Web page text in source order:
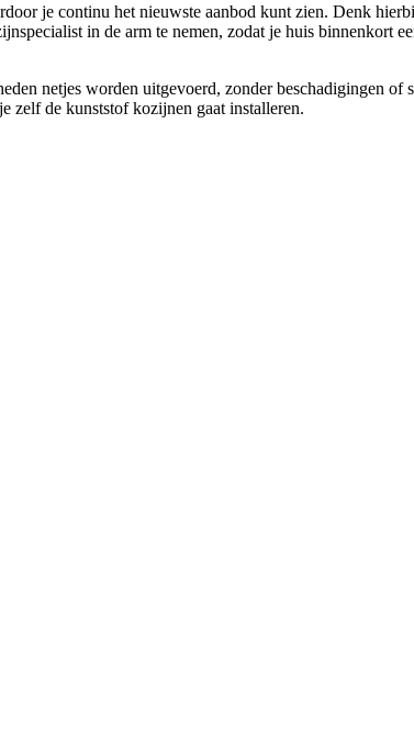
je continu het nieuwste aanbod kunt zien. Denk
in de arm te nemen, zodat je huis binnenkort
netjes worden uitgevoerd, zonder beschadigingen of
zelf de kunststof kozijnen gaat installeren.